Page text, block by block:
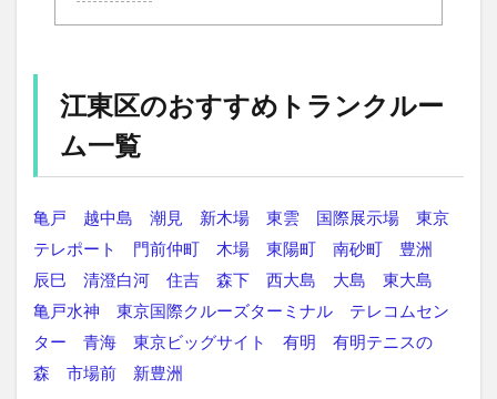
江東区のおすすめトランクルー
ム一覧
亀戸 越中島 潮見 新木場 東雲 国際展示場
東京
テレポート
門前仲町 木場 東陽町 南砂町
豊洲
辰巳
清澄白河 住吉 森下 西大島 大島
東大島
亀戸水神
東京国際クルーズターミナル
テレコムセン
ター
青海 東京ビッグサイト 有明
有明テニスの
森
市場前 新豊洲